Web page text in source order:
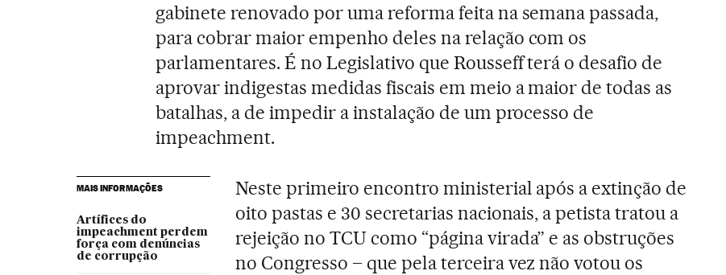
gabinete renovado por uma reforma feita na semana passada,
para cobrar maior empenho deles na relação com os
parlamentares. É no Legislativo que Rousseff terá o desafio de
aprovar indigestas medidas fiscais em meio a maior de todas as
batalhas, a de impedir a instalação de um processo de
impeachment.
MAIS INFORMAÇÕES
Artífices do
impeachment perdem
força com denúncias
de corrupção
Neste primeiro encontro ministerial após a extinção de
oito pastas e 30 secretarias nacionais, a petista tratou a
rejeição no TCU como “página virada” e as obstruções
no Congresso – que pela terceira vez não votou os